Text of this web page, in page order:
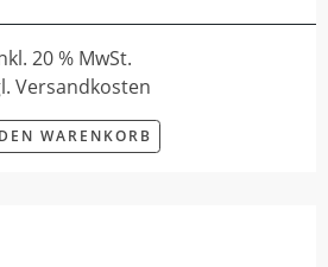
20 % MwSt.
Versandkosten
WARENKORB